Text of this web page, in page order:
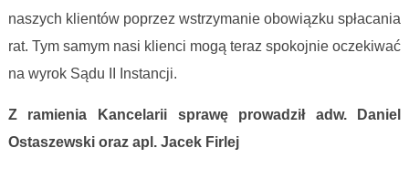
naszych klientów poprzez wstrzymanie obowiązku spłacania
rat. Tym samym nasi klienci mogą teraz spokojnie oczekiwać
na wyrok Sądu II Instancji.
Z ramienia Kancelarii sprawę prowadził adw. Daniel
Ostaszewski oraz apl. Jacek Firlej